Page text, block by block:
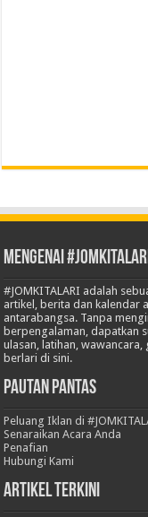
Mengenai
#JOMKITALARI adalah
artikel, berita dan kalendar
antarabangsa. Tanpa
berpengalaman, dapatkan
ulasan, latihan,
berlari di sini.
Pautan Pantas
Peluang Iklan di
Senaraikan Acara Anda
Penafian
Hubungi Kami
Artikel Terkini